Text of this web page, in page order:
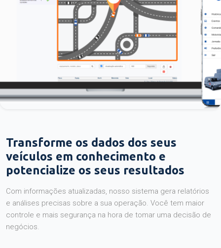
Transforme os dados dos seus
veículos em conhecimento e
potencialize os seus resultados
Com informações atualizadas, nosso sistema gera relatórios
e análises precisas sobre a sua operação. Você tem maior
controle e mais segurança na hora de tomar uma decisão de
negócios.